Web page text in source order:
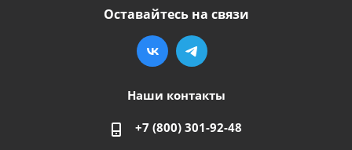
Оставайтесь на связи
Наши контакты
+7 (800) 301-92-48